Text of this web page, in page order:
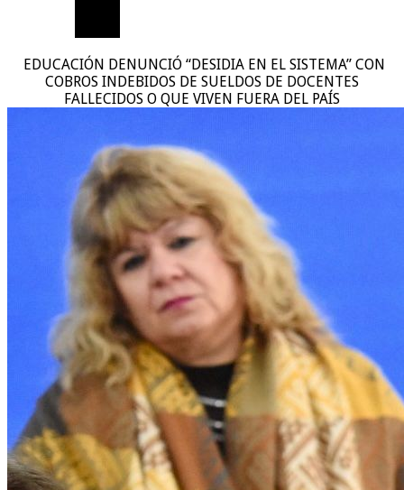
EDUCACIÓN DENUNCIÓ “DESIDIA EN EL SISTEMA” CON
COBROS INDEBIDOS DE SUELDOS DE DOCENTES
FALLECIDOS O QUE VIVEN FUERA DEL PAÍS